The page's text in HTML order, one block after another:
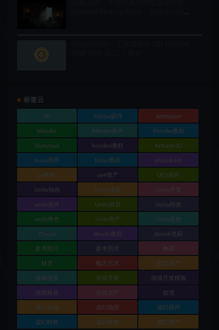
标签云
3D 3dMax插件 Artstation
blender Blender插件 Blender教程
Gumroad houdini教程 Kitbash3D
maya插件 Maya教程 photobash
ps教程 ue4资产 UE5插件
Unity动画 Unity场景 Unity开发
unity插件 Unity材质 Unity特效
unity角色 unity资产 Unity音效
Zbrush zbrush教程 zbrush笔刷
参考图片 参考照片 教程
材质 概念艺术 模型资产
游戏场景 游戏开发 游戏开发模板
游戏角色 游戏资产 纹理
虚幻动画 虚幻场景 虚幻插件
虚幻特效 虚幻角色 虚幻资产